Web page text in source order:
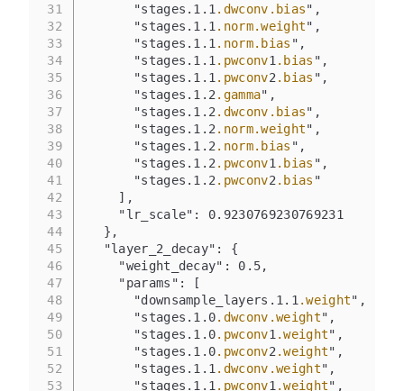
31
32
33
34
35
36
37
38
39
40
41
42
43
44
45
46
47
48
49
50
51
52
53
      "stages.1.1
.dwconv .bias",
      "stages.1.1
.norm.weight",
      "stages.1.1
.norm.bias ",
      "stages.1.1
.pwconv1 .bias ",
      "stages.1.1
.pwconv2 .bias ",
      "stages.1.2
.gamma",
      "stages.1.2
.dwconv .bias",
      "stages.1.2
.norm.weight",
      "stages.1.2
.norm.bias ",
      "stages.1.2
.pwconv1 .bias ",
      "stages.1.2
.pwconv2 .bias "
    ],
    "lr_scale": 0.9230769230769231
  },
  "layer_2_decay": {
    "weight_decay": 0.5,
    "params": [
      "downsample_layers.1.1
.weight",
      "stages.1.0
.dwconv .weight",
      "stages.1.0
.pwconv1 .weight",
      "stages.1.0
.pwconv2 .weight",
      "stages.1.1
.dwconv .weight",
      "stages.1.1
.pwconv1 .weight",